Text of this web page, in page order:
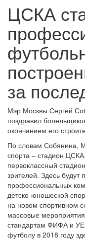
ЦСКА
за
Мэр Москвы Сергей
поздравил
окончанием его
По словам Собянина,
спорта – стадион
первоклассный
зрителей. Здесь будут
профессиональных
детско-юношеской
на новом спортивном
массовые
стандартам ФИФА и
футболу в 2018 году